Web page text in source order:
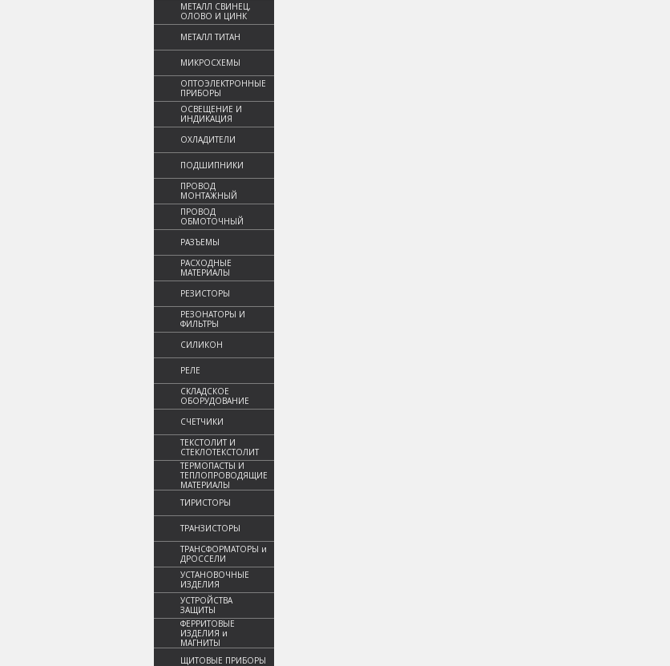
МЕТАЛЛ СВИНЕЦ,
ОЛОВО И ЦИНК
МЕТАЛЛ ТИТАН
МИКРОСХЕМЫ
ОПТОЭЛЕКТРОННЫЕ
ПРИБОРЫ
ОСВЕЩЕНИЕ И
ИНДИКАЦИЯ
ОХЛАДИТЕЛИ
ПОДШИПНИКИ
ПРОВОД
МОНТАЖНЫЙ
ПРОВОД
ОБМОТОЧНЫЙ
РАЗЪЕМЫ
РАСХОДНЫЕ
МАТЕРИАЛЫ
РЕЗИСТОРЫ
РЕЗОНАТОРЫ И
ФИЛЬТРЫ
СИЛИКОН
РЕЛЕ
СКЛАДСКОЕ
ОБОРУДОВАНИЕ
СЧЕТЧИКИ
ТЕКСТОЛИТ И
СТЕКЛОТЕКСТОЛИТ
ТЕРМОПАСТЫ И
ТЕПЛОПРОВОДЯЩИЕ
МАТЕРИАЛЫ
ТИРИСТОРЫ
ТРАНЗИСТОРЫ
ТРАНСФОРМАТОРЫ и
ДРОССЕЛИ
УСТАНОВОЧНЫЕ
ИЗДЕЛИЯ
УСТРОЙСТВА
ЗАЩИТЫ
ФЕРРИТОВЫЕ
ИЗДЕЛИЯ и
МАГНИТЫ
ЩИТОВЫЕ ПРИБОРЫ